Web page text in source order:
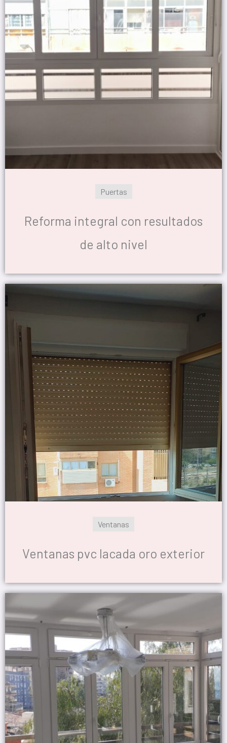
Puertas
Reforma integral con resultados
de alto nivel
Ventanas
Ventanas pvc lacada oro exterior